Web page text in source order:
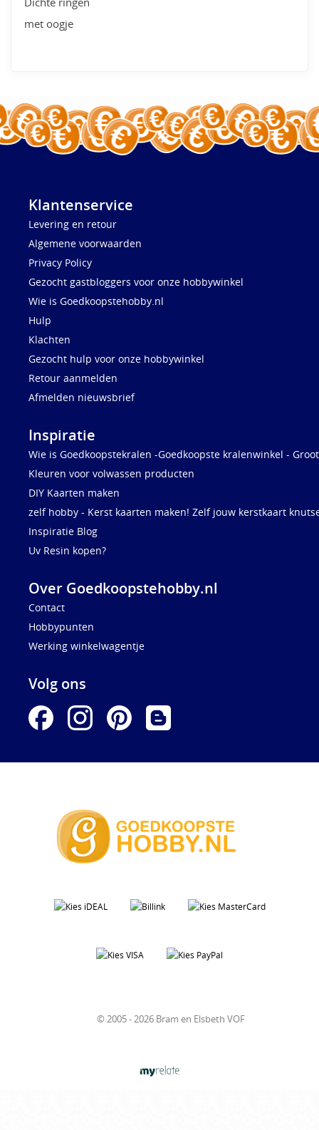
met oogje
Klantenservice
Levering en retour
Algemene voorwaarden
Privacy Policy
Gezocht gastbloggers voor onze hobbywinkel
Wie is Goedkoopstehobby.nl
Hulp
Klachten
Gezocht hulp voor onze hobbywinkel
Retour aanmelden
Afmelden nieuwsbrief
Inspiratie
Wie is Goedkoopstekralen -Goedkoopste kralenwinkel -
Kleuren voor volwassen producten
DIY Kaarten maken
zelf hobby - Kerst kaarten maken! Zelf jouw kerstkaart
Inspiratie Blog
Uv Resin kopen?
Over Goedkoopstehobby.nl
Contact
Hobbypunten
Werking winkelwagentje
Volg ons
© 2005 - 2026 Bram en Elsbeth VOF